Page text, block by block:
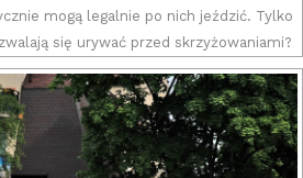
mogą legalnie po nich jeździć. Tylko
się urywać przed skrzyżowaniami?